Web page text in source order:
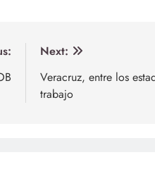
Next:
Veracruz, entre los
trabajo